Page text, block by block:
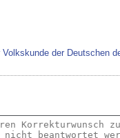
der Deutschen